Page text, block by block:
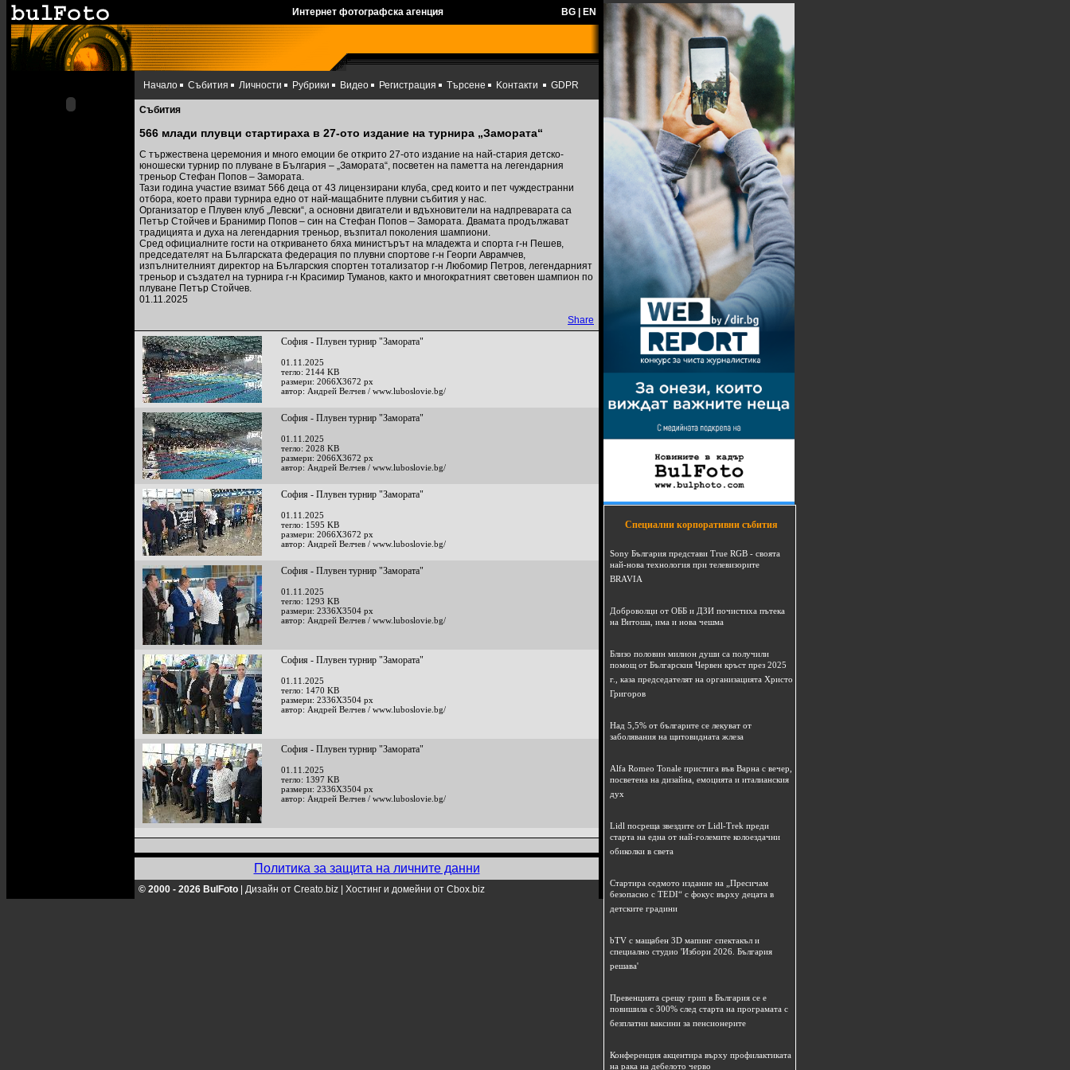
Интернет фотографска агенция BG EN
Начало Събития Личности Рубрики Видео Регистрация Търсене Kонтакти GDPR
Събития
566 млади плувци стартираха в 27-ото издание на турнира „Замората“
С тържествена церемония и много емоции бе открито 27-ото издание на най-стария детско-
юношески турнир по плуване в България – „Замората“, посветен на паметта на легендарния
треньор Стефан Попов – Замората.
Тази година участие взимат 566 деца от 43 лицензирани клуба, сред които и пет чуждестранни
отбора, което прави турнира едно от най-мащабните плувни събития у нас.
Организатор е Плувен клуб „Левски“, а основни двигатели и вдъхновители на надпреварата са
Петър Стойчев и Бранимир Попов – син на Стефан Попов – Замората. Двамата продължават
традицията и духа на легендарния треньор, възпитал поколения шампиони.
Сред официалните гости на откриването бяха министърът на младежта и спорта г-н Пешев,
председателят на Българската федерация по плувни спортове г-н Георги Аврамчев,
изпълнителният директор на Българския спортен тотализатор г-н Любомир Петров, легендарният
треньор и създател на турнира г-н Красимир Туманов, както и многократният световен шампион по
плуване Петър Стойчев.
01.11.2025
Share
София - Плувен турнир "Замората"
01.11.2025
тегло: 2144 KB
размери: 2066X3672 px
автор: Андрей Велчев / www.luboslovie.bg/
София - Плувен турнир "Замората"
01.11.2025
тегло: 2028 KB
размери: 2066X3672 px
автор: Андрей Велчев / www.luboslovie.bg/
София - Плувен турнир "Замората"
01.11.2025
тегло: 1595 KB
размери: 2066X3672 px
автор: Андрей Велчев / www.luboslovie.bg/
София - Плувен турнир "Замората"
01.11.2025
тегло: 1293 KB
размери: 2336X3504 px
автор: Андрей Велчев / www.luboslovie.bg/
София - Плувен турнир "Замората"
01.11.2025
тегло: 1470 KB
размери: 2336X3504 px
автор: Андрей Велчев / www.luboslovie.bg/
София - Плувен турнир "Замората"
01.11.2025
тегло: 1397 KB
размери: 2336X3504 px
автор: Андрей Велчев / www.luboslovie.bg/
Политика за защита на личните данни
© 2000 - 2026 BulFoto Дизайн от Creato.biz Хостинг и домейни от Cbox.biz
Специални корпоративни събития
Sony България представи True RGB - своята
най-нова технология при телевизорите
BRAVIA
Доброволци от ОББ и ДЗИ почистиха пътека
на Витоша, има и нова чешма
Близо половин милион души са получили
помощ от Българския Червен кръст през 2025
г., каза председателят на организацията Христо
Григоров
Над 5,5% от българите се лекуват от
заболявания на щитовидната жлеза
Alfa Romeo Tonale пристига във Варна с вечер,
посветена на дизайна, емоцията и италианския
дух
Lidl посреща звездите от Lidl-Trek преди
старта на една от най-големите колоездачни
обиколки в света
Стартира седмото издание на „Пресичам
безопасно с TEDI“ с фокус върху децата в
детските градини
bTV с мащабен 3D мапинг спектакъл и
специално студио 'Избори 2026. България
решава'
Превенцията срещу грип в България се е
повишила с 300% след старта на програмата с
безплатни ваксини за пенсионерите
Конференция акцентира върху профилактиката